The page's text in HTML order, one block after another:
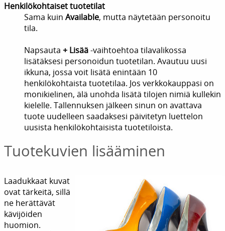
Henkilökohtaiset tuotetilat
Sama kuin Available, mutta näytetään personoitu
tila.
Napsauta + Lisää-vaihtoehtoa tilavalikossa
lisätäksesi personoidun tuotetilan. Avautuu uusi
ikkuna, jossa voit lisätä enintään 10
henkilökohtaista tuotetilaa. Jos verkkokauppasi on
monikielinen, älä unohda lisätä tilojen nimiä kullekin
kielelle. Tallennuksen jälkeen sinun on avattava
tuote uudelleen saadaksesi päivitetyn luettelon
uusista henkilökohtaisista tuotetiloista.
Tuotekuvien lisääminen
Laadukkaat kuvat
ovat tärkeitä, sillä
ne herättävät
kävijöiden
huomion.